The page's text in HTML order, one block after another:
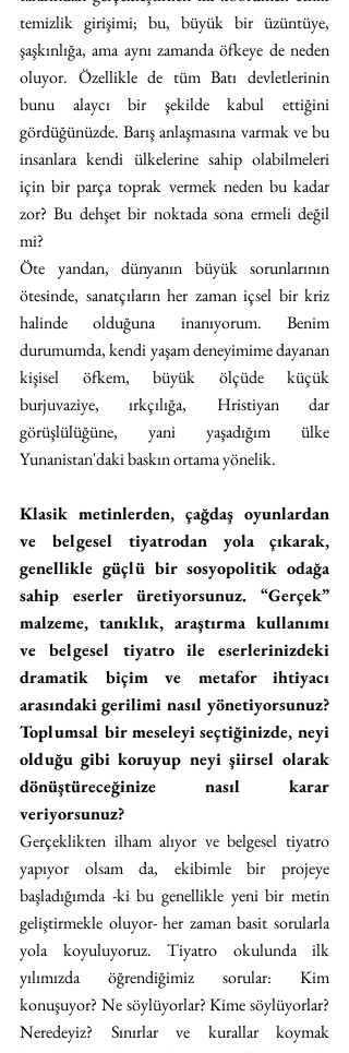
temizlik girişimi; bu, büyük bir üzüntüye,
şaşkınlığa, ama aynı zamanda öfkeye de neden
oluyor. Özellikle de tüm Batı devletlerinin
bunu alaycı bir şekilde kabul ettiğini
gördüğünüzde. Barış anlaşmasına varmak ve bu
insanlara kendi ülkelerine sahip olabilmeleri
için bir parça toprak vermek neden bu kadar
zor? Bu dehşet bir noktada sona ermeli değil
mi?
Öte yandan, dünyanın büyük sorunlarının
ötesinde, sanatçıların her zaman içsel bir kriz
halinde olduğuna inanıyorum. Benim
durumumda, kendi yaşam deneyimime dayanan
kişisel öfkem, büyük ölçüde küçük
burjuvaziye, ırkçılığa, Hristiyan dar
görüşlülüğüne, yani yaşadığım ülke
Yunanistan'daki baskın ortama yönelik.
Klasik metinlerden, çağdaş oyunlardan
ve belgesel tiyatrodan yola çıkarak,
genellikle güçlü bir sosyopolitik odağa
sahip eserler üretiyorsunuz. “Gerçek”
malzeme, tanıklık, araştırma kullanımı
ve belgesel tiyatro ile eserlerinizdeki
dramatik biçim ve metafor ihtiyacı
arasındaki gerilimi nasıl yönetiyorsunuz?
Toplumsal bir meseleyi seçtiğinizde, neyi
olduğu gibi koruyup neyi şiirsel olarak
dönüştüreceğinize nasıl karar
veriyorsunuz?
Gerçeklikten ilham alıyor ve belgesel tiyatro
yapıyor olsam da, ekibimle bir projeye
başladığımda -ki bu genellikle yeni bir metin
geliştirmekle oluyor- her zaman basit sorularla
yola koyuluyoruz. Tiyatro okulunda ilk
yılımızda öğrendiğimiz sorular: Kim
konuşuyor? Ne söylüyorlar? Kime söylüyorlar?
Neredeyiz? Sınırlar ve kurallar koymak